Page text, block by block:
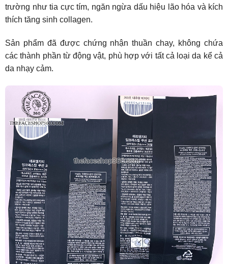
trường như tia cực tím, ngăn ngừa dấu hiệu lão hóa và kích
thích tăng sinh collagen.
Sản phẩm đã được chứng nhận thuần chay, không chứa
các thành phần từ động vật, phù hợp với tất cả loại da kể cả
da nhạy cảm.